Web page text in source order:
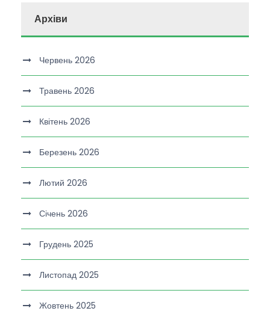
Архіви
Червень 2026
Травень 2026
Квітень 2026
Березень 2026
Лютий 2026
Січень 2026
Грудень 2025
Листопад 2025
Жовтень 2025